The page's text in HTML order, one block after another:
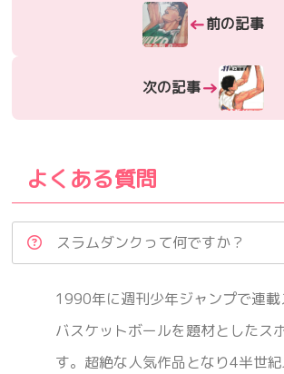
←前の記事
次の記事→
よくある質問
スラムダンクって何ですか？
1990年に週刊少年ジャンプで連
バスケットボールを題材としたス
す。超絶な人気作品となり4半世